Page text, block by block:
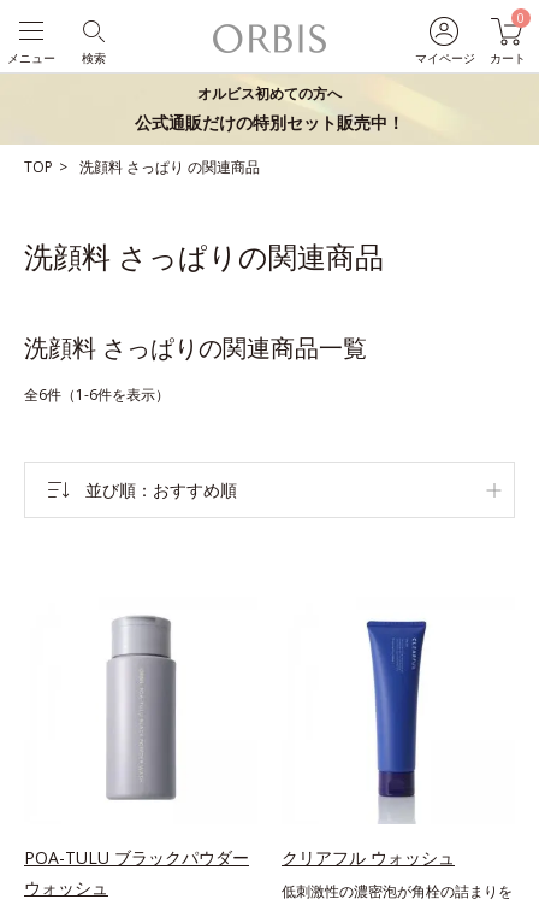
マイページ
0
カート
検索
メニュー
オルビス初めての方へ
公式通販だけの特別セット販売中！
TOP 洗顔料 さっぱり の関連商品
洗顔料 さっぱりの関連商品
洗顔料 さっぱりの関連商品一覧
全6件（1-6件を表示）
並び順 おすすめ順
POA-TULU ブラックパウダー
ウォッシュ
クリアフル ウォッシュ
低刺激性の濃密泡が角栓の詰まりを